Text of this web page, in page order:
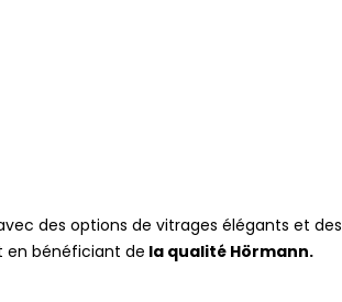
des options de vitrages élégants et
en bénéficiant de la qualité Hörmann.